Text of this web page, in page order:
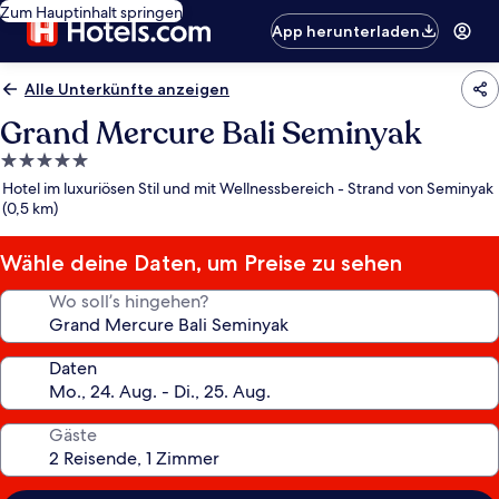
Zum Hauptinhalt springen
App herunterladen
Alle Unterkünfte anzeigen
Grand Mercure Bali Seminyak
5.0-
Sterne-
Unterkunft
Hotel im luxuriösen Stil und mit Wellnessbereich - Strand von Seminyak
(0,5 km)
Wähle deine Daten, um Preise zu sehen
Wo soll’s hingehen?
Daten
Gäste